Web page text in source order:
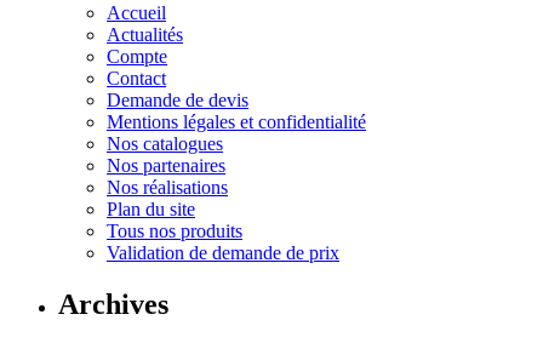
Accueil
Actualités
Compte
Contact
Demande de devis
Mentions légales et confidentialité
Nos catalogues
Nos partenaires
Nos réalisations
Plan du site
Tous nos produits
Validation de demande de prix
Archives